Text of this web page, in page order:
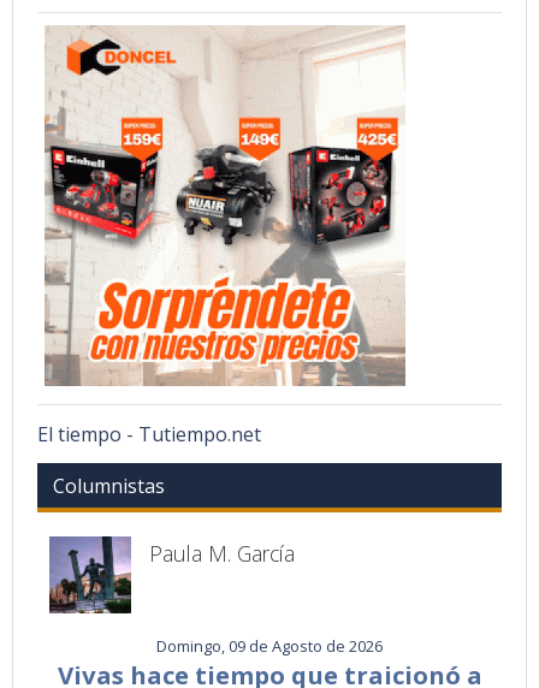
El tiempo - Tutiempo.net
Columnistas
Paula M. García
Domingo, 09 de Agosto de 2026
Vivas hace tiempo que traicionó a